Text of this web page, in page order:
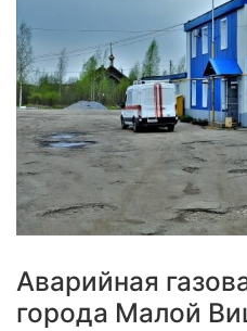
Аварийная
города Малой